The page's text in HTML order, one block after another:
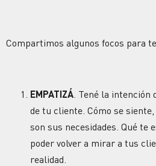
Compartimos algunos focos para
EMPATIZÁ . Tené la
de tu cliente. Cómo se
son sus necesidades. Qué te
poder volver a mirar a tus
realidad.